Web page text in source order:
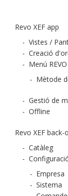
Revo XEF app
- Vistes /
- Creació
- Menú REVO
- Mètode
- Gestió de
- Offline
Revo XEF back-
- Catàleg
-
- Empresa
- Sistema